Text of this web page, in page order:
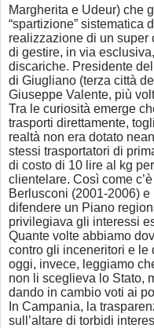
Margherita e Udeur) che
“spartizione” sistematica
realizzazione di un super
di gestire, in via
discariche. Presidente
di Giugliano (terza città
Giuseppe Valente, più
Tra le curiosità emerge
trasporti direttamente,
realtà non era dotato
stessi trasportatori di
di costo di 10 lire al kg
clientelare. Così come
Berlusconi (2001-2006)
difendere un Piano
privilegiava gli interessi
Quante volte abbiamo
contro gli inceneritori e le
oggi, invece, leggiamo
non li sceglieva lo Stato,
dando in cambio voti ai
In Campania, la
sull’altare di torbidi